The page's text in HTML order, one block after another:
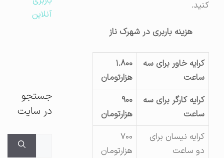
کنید.
هزینه باربری در شهرک ناز
کرایه خاور برای سه
ساعت
۱.۸۰۰
هزارتومان
کرایه کارگر برای سه
ساعت
۹۰۰
هزارتومان
کرایه نیسان برای
دو ساعت
هزارتومان
آنلاین
جستجو
در سایت